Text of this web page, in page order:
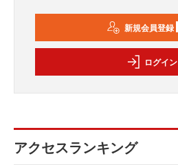
新規会員登録
ログイン
アクセスランキング